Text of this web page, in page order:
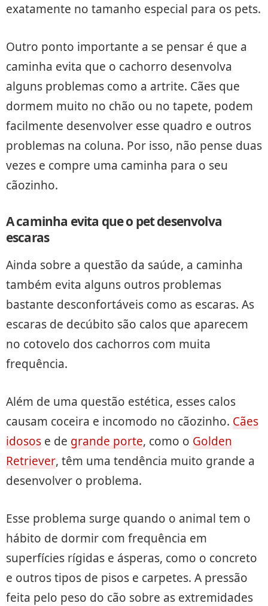
exatamente no tamanho especial para os pets.
Outro ponto importante a se pensar é que a
caminha evita que o cachorro desenvolva
alguns problemas como a artrite. Cães que
dormem muito no chão ou no tapete, podem
facilmente desenvolver esse quadro e outros
problemas na coluna. Por isso, não pense duas
vezes e compre uma caminha para o seu
cãozinho.
A caminha evita que o pet desenvolva
escaras
Ainda sobre a questão da saúde, a caminha
também evita alguns outros problemas
bastante desconfortáveis como as escaras. As
escaras de decúbito são calos que aparecem
no cotovelo dos cachorros com muita
frequência.
Além de uma questão estética, esses calos
causam coceira e incomodo no cãozinho. Cães
idosos e de grande porte, como o Golden
Retriever, têm uma tendência muito grande a
desenvolver o problema.
Esse problema surge quando o animal tem o
hábito de dormir com frequência em
superfícies rígidas e ásperas, como o concreto
e outros tipos de pisos e carpetes. A pressão
feita pelo peso do cão sobre as extremidades